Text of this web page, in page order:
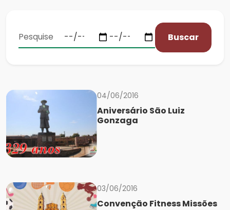
Buscar
04/06/2016
Aniversário São Luiz
Gonzaga
03/06/2016
Convenção Fitness Missões